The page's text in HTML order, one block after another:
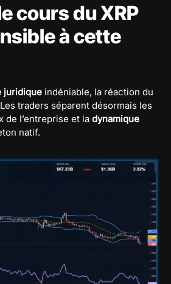
cours du XRP
à cette
juridique indéniable, la réaction du
traders séparent désormais les
de l’entreprise et la dynamique
natif.